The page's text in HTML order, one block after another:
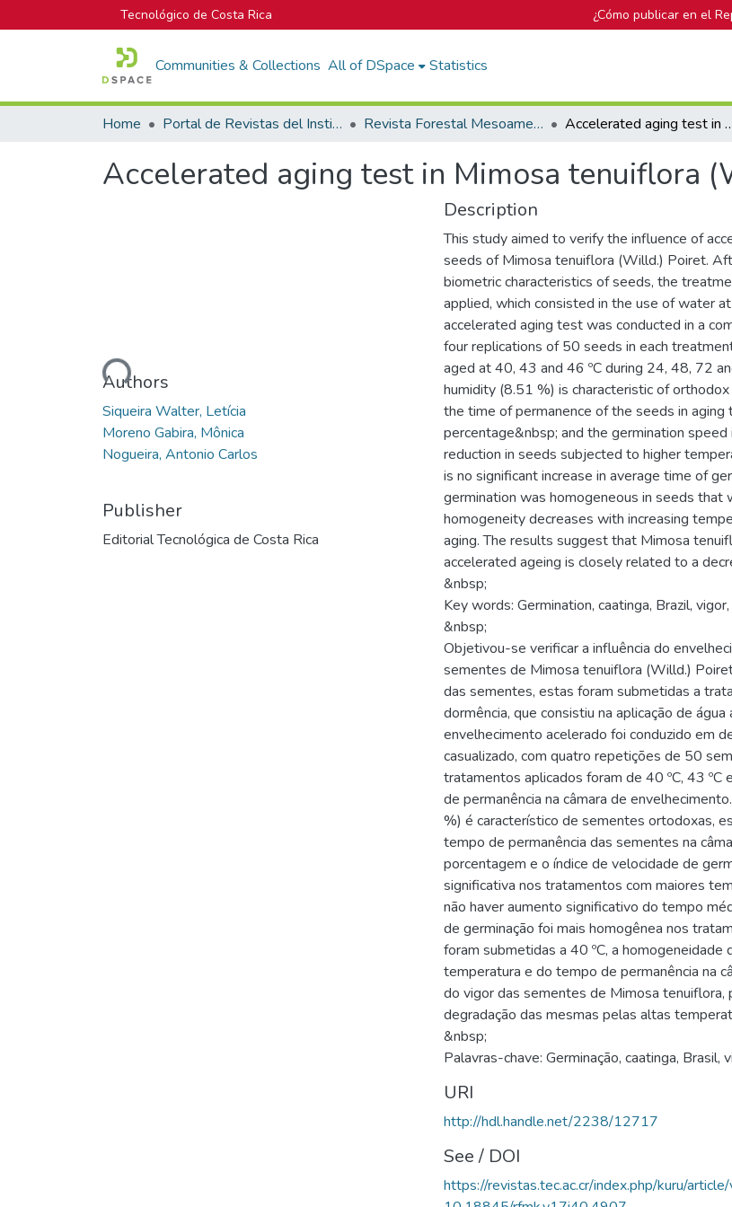
Tecnológico de Costa Rica ¿Cómo publicar en el
Communities & Collections All of DSpace Statistics
Home Portal de Revistas del Instituto Tecnológico de Costa Rica Revista Forestal Mesoamericana Kurú Accelerated aging test in
Accelerated aging test in Mimosa tenuiflora
Loading...
Authors
Siqueira Walter, Letícia
Moreno Gabira, Mônica
Nogueira, Antonio Carlos
Publisher
Editorial Tecnológica de Costa Rica
Description
This study aimed to verify the influence of
seeds of Mimosa tenuiflora (Willd.) Poiret.
biometric characteristics of seeds, the
applied, which consisted in the use of water
accelerated aging test was conducted in a
four replications of 50 seeds in each
aged at 40, 43 and 46 ºC during 24, 48, 72
humidity (8.51 %) is characteristic of
the time of permanence of the seeds in aging
percentage&nbsp; and the germination
reduction in seeds subjected to higher
is no significant increase in average time of
germination was homogeneous in seeds that
homogeneity decreases with increasing
aging. The results suggest that Mimosa
accelerated ageing is closely related to a
&nbsp;
Key words: Germination, caatinga, Brazil,
&nbsp;
Objetivou-se verificar a influência do
sementes de Mimosa tenuiflora (Willd.)
das sementes, estas foram submetidas a
dormência, que consistiu na aplicação de
envelhecimento acelerado foi conduzido em
casualizado, com quatro repetições de 50
tratamentos aplicados foram de 40 ºC, 43
de permanência na câmara de
%) é característico de sementes ortodoxas,
tempo de permanência das sementes na
porcentagem e o índice de velocidade de
significativa nos tratamentos com maiores
não haver aumento significativo do tempo
de germinação foi mais homogênea nos
foram submetidas a 40 ºC, a homogeneidade
temperatura e do tempo de permanência na
do vigor das sementes de Mimosa tenuiflora,
degradação das mesmas pelas altas
&nbsp;
Palavras-chave: Germinação, caatinga, Brasil,
URI
http://hdl.handle.net/2238/12717
See / DOI
https://revistas.tec.ac.cr/index.php/kuru/